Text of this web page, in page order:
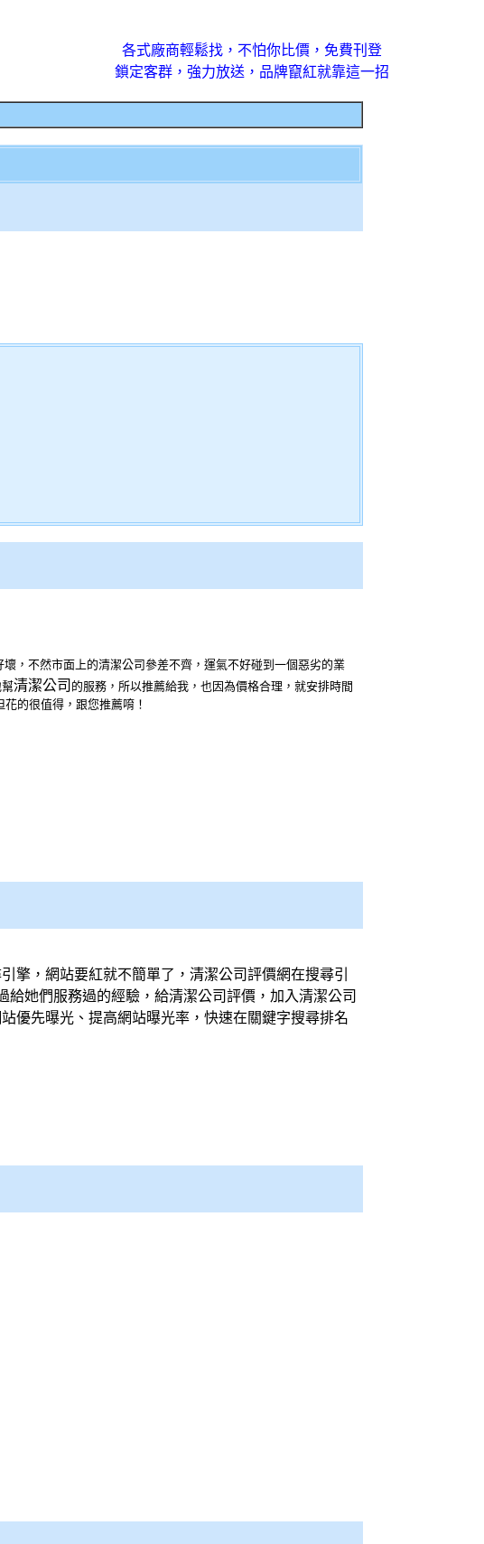
各式廠商輕鬆找，不怕你比價，免費刊登
鎖定客群，強力放送，品牌竄紅就靠這一招
，不然市面上的清潔公司參差不齊，運氣不好碰到一個惡劣的業
清潔公司 的服務，所以推薦給我，也因為價格合理，就安排時間
的很值得，跟您推薦唷！
擎，網站要紅就不簡單了， 清潔公司評價網在搜尋引
給她們服務過的經驗，給清潔公司評價，加入清潔公司
優先曝光、提高網站曝光率，快速在關鍵字搜尋排名